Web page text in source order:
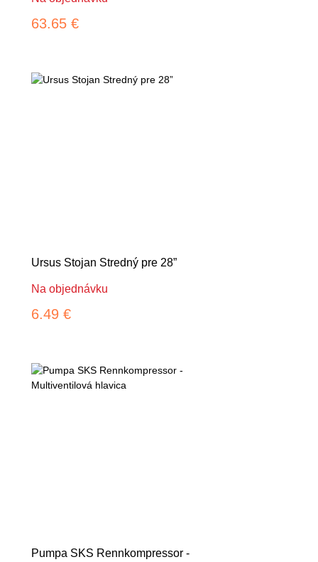
63.65 €
Ursus Stojan Stredný pre 28”
Na objednávku
6.49 €
Pumpa SKS Rennkompressor -